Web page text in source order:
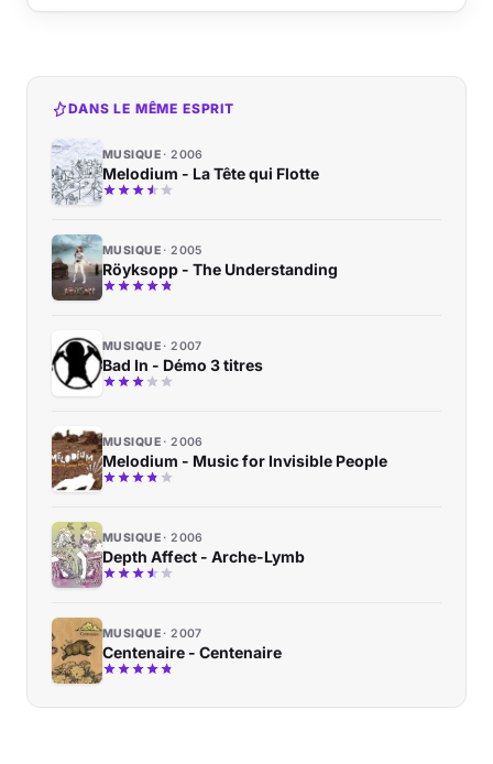
DANS LE MÊME ESPRIT
MUSIQUE 2006
Melodium - La Tête qui Flotte
MUSIQUE 2005
Röyksopp - The Understanding
MUSIQUE 2007
Bad In - Démo 3 titres
MUSIQUE 2006
Melodium - Music for Invisible People
MUSIQUE 2006
Depth Affect - Arche-Lymb
MUSIQUE 2007
Centenaire - Centenaire